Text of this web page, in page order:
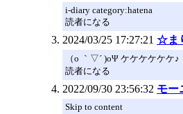
i-diary category:hatena
読者になる
2024/03/25 17:27:21 ☆ま
（o ｀▽´ )oΨ ケケケケケケ♪
読者になる
2022/09/30 23:56:32 モー
Skip to content